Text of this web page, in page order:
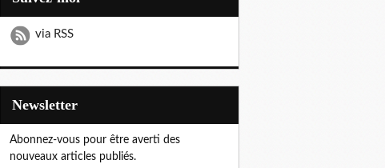
via RSS
Newsletter
Abonnez-vous pour être averti des
nouveaux articles publiés.